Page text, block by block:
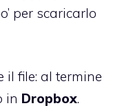
per scaricarlo
il file: al termine
in Dropbox.